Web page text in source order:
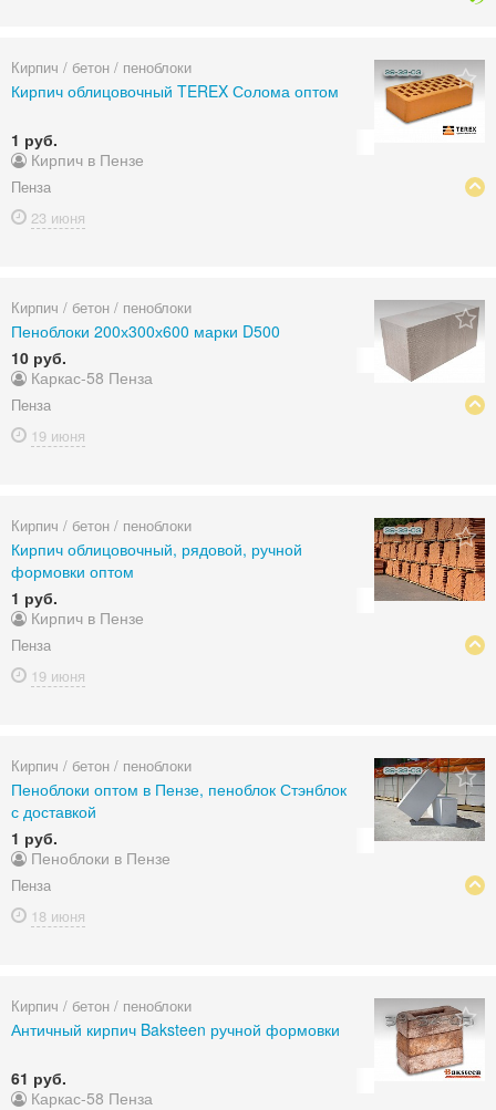
Кирпич / бетон / пеноблоки
Кирпич облицовочный TEREX Солома оптом
1 руб.
Кирпич в Пензе
Пенза
23 июня
Кирпич / бетон / пеноблоки
Пеноблоки 200х300х600 марки D500
10 руб.
Каркас-58 Пенза
Пенза
19 июня
Кирпич / бетон / пеноблоки
Кирпич облицовочный, рядовой, ручной
формовки оптом
1 руб.
Кирпич в Пензе
Пенза
19 июня
Кирпич / бетон / пеноблоки
Пеноблоки оптом в Пензе, пеноблок Стэнблок
с доставкой
1 руб.
Пеноблоки в Пензе
Пенза
18 июня
Кирпич / бетон / пеноблоки
Античный кирпич Baksteen ручной формовки
61 руб.
Каркас-58 Пенза